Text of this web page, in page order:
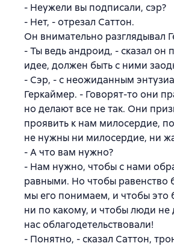
- Неужели вы подписали, сэр?
- Нет, - отрезал Саттон.
Он внимательно разглядывал
- Ты ведь андроид, - сказал он
идее, должен быть с ними
- Сэр, - с неожиданным
Геркаймер. - Говорят-то они
но делают все не так. Они
проявить к нам милосердие,
не нужны ни милосердие, ни
- А что вам нужно?
- Нам нужно, чтобы с нами
равными. Но чтобы равенство
мы его понимаем, и чтобы это
ни по какому, и чтобы люди не
нас облагодетельствовали!
- Понятно, - сказал Саттон,